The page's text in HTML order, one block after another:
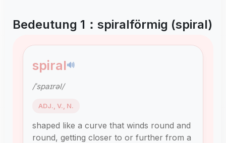
Bedeutung 1：spiralförmig (spiral)
spiral🔊
/ˈspaɪrəl/
ADJ., V., N.
shaped like a curve that winds round and
round, getting closer to or further from a